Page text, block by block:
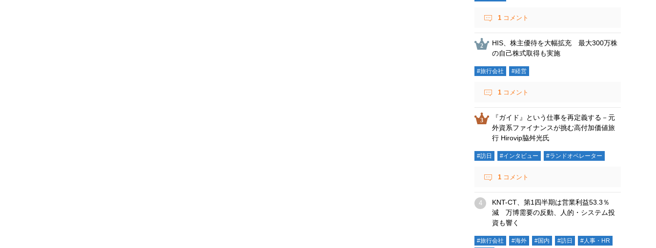
1 コメント
HIS、株主優待を大幅拡充 最大300万株
の自己株式取得も実施
#旅行会社 #経営
1 コメント
『ガイド』という仕事を再定義する－元
外資系ファイナンスが挑む高付加価値旅
行 Hirovip脇舛光氏
#訪日 #インタビュー #ランドオペレーター
1 コメント
KNT-CT、第1四半期は営業利益53.3％
減 万博需要の反動、人的・システム投
資も響く
#旅行会社 #海外 #国内 #訪日 #人事・HR